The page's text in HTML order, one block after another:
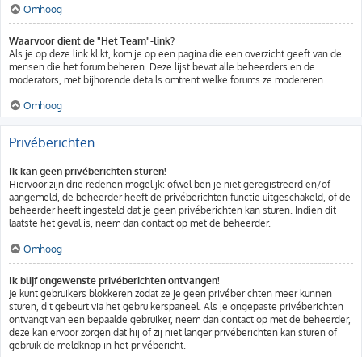
Omhoog
Waarvoor dient de "Het Team"-link?
Als je op deze link klikt, kom je op een pagina die een overzicht geeft van de
mensen die het forum beheren. Deze lijst bevat alle beheerders en de
moderators, met bijhorende details omtrent welke forums ze modereren.
Omhoog
Privéberichten
Ik kan geen privéberichten sturen!
Hiervoor zijn drie redenen mogelijk: ofwel ben je niet geregistreerd en/of
aangemeld, de beheerder heeft de privéberichten functie uitgeschakeld, of de
beheerder heeft ingesteld dat je geen privéberichten kan sturen. Indien dit
laatste het geval is, neem dan contact op met de beheerder.
Omhoog
Ik blijf ongewenste privéberichten ontvangen!
Je kunt gebruikers blokkeren zodat ze je geen privéberichten meer kunnen
sturen, dit gebeurt via het gebruikerspaneel. Als je ongepaste privéberichten
ontvangt van een bepaalde gebruiker, neem dan contact op met de beheerder,
deze kan ervoor zorgen dat hij of zij niet langer privéberichten kan sturen of
gebruik de meldknop in het privébericht.